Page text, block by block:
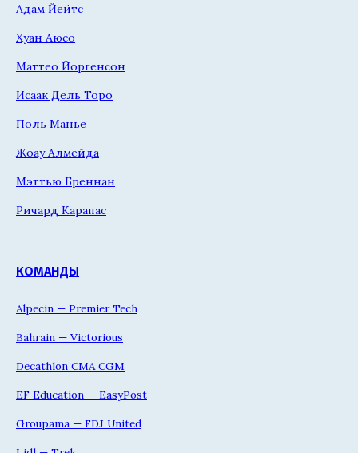
Адам Йейтс
Хуан Аюсо
Маттео Йоргенсон
Исаак Дель Торо
Поль Манье
Жоау Алмейда
Мэттью Бреннан
Ричард Карапас
КОМАНДЫ
Alpecin — Premier Tech
Bahrain — Victorious
Decathlon CMA CGM
EF Education — EasyPost
Groupama — FDJ United